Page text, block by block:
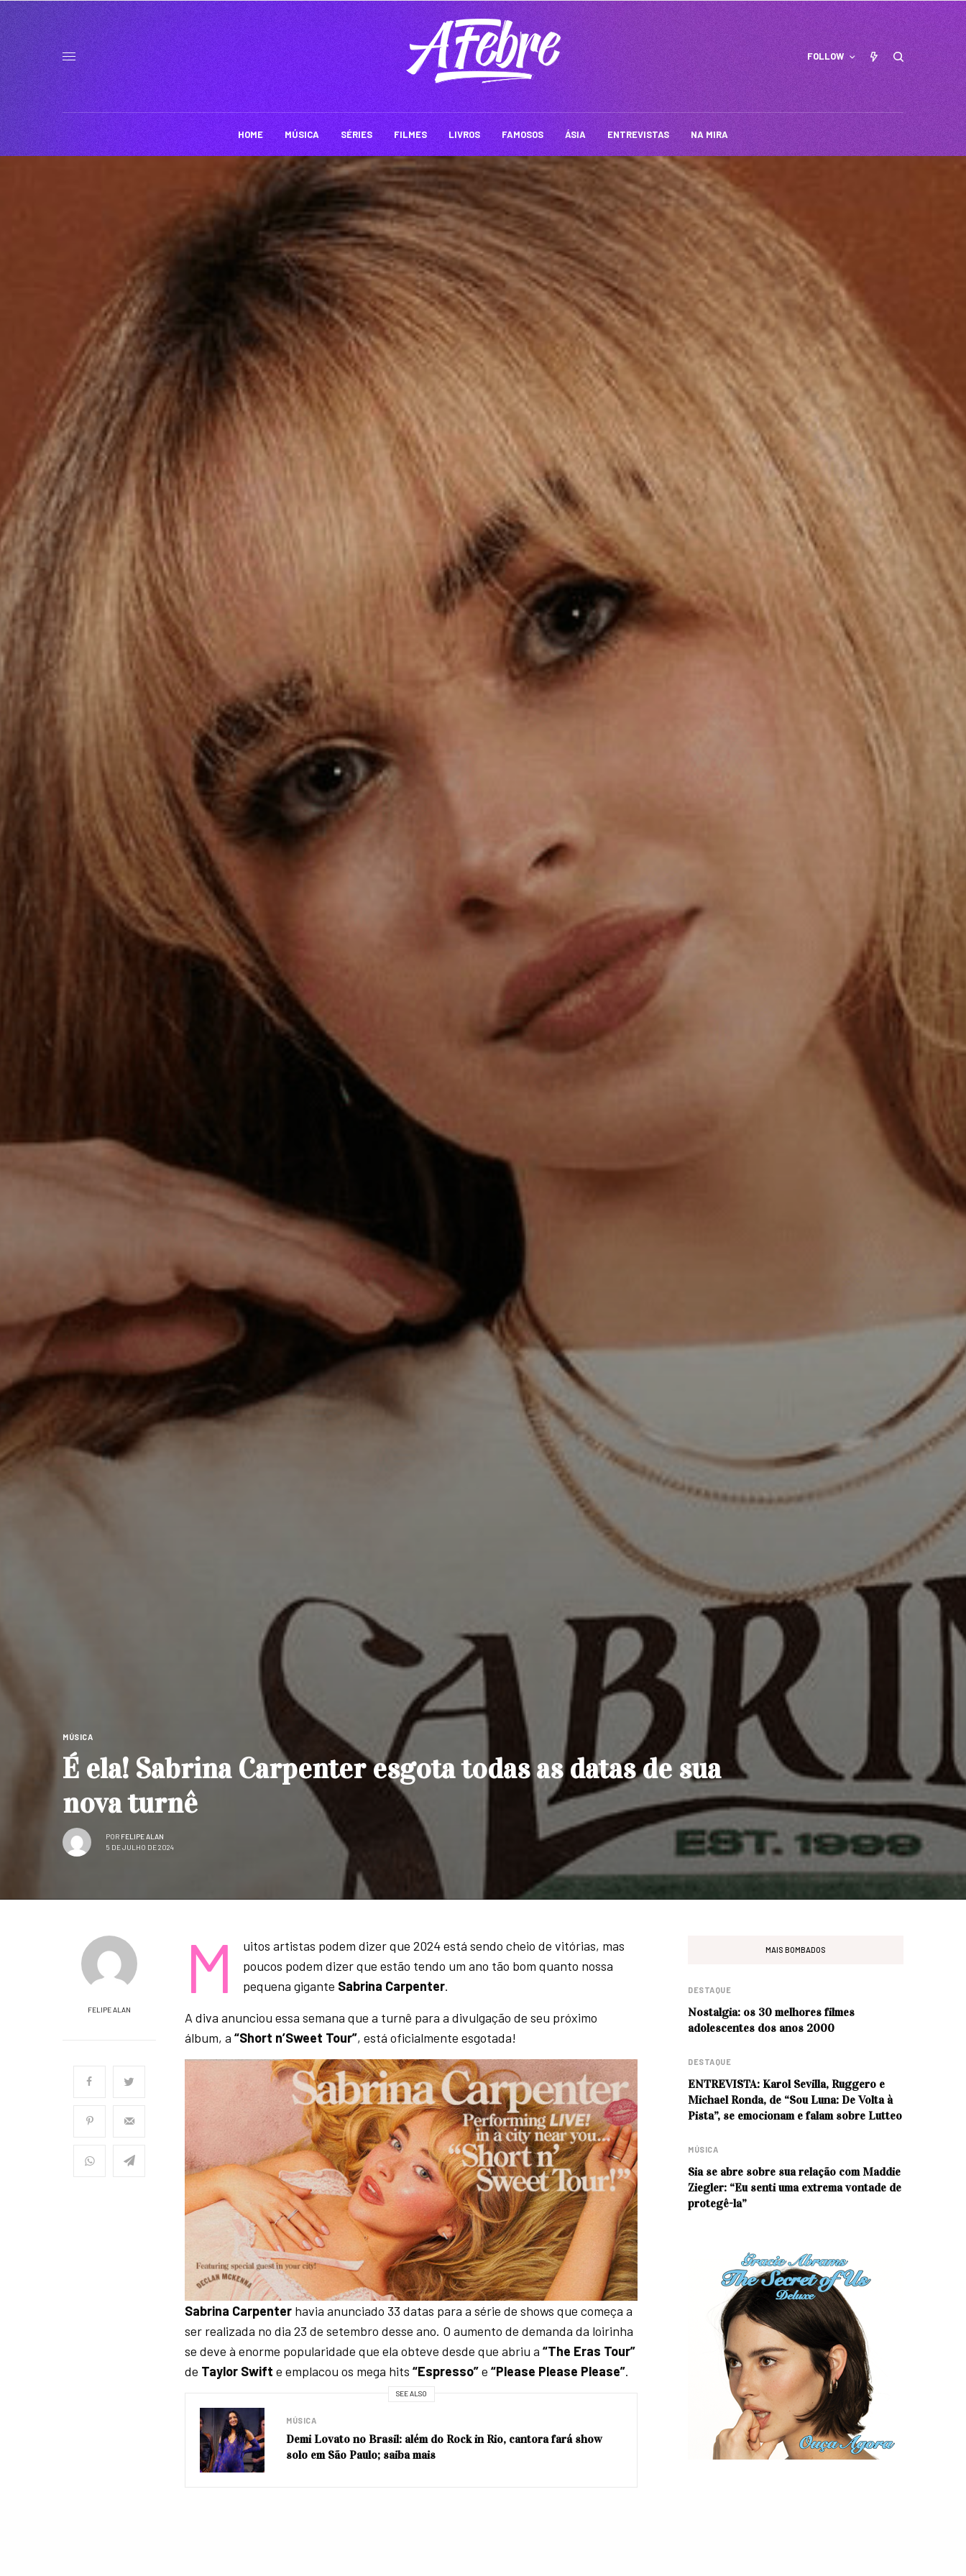
FOLLOW
HOME MÚSICA SÉRIES FILMES LIVROS FAMOSOS ÁSIA ENTREVISTAS NA MIRA
MÚSICA
É ela! Sabrina Carpenter esgota todas as datas de sua
nova turnê
POR FELIPE ALAN
5 DE JULHO DE 2024
FELIPE ALAN
M
uitos artistas podem dizer que 2024 está sendo cheio de vitórias, mas
poucos podem dizer que estão tendo um ano tão bom quanto nossa
pequena gigante Sabrina Carpenter.
A diva anunciou essa semana que a turnê para a divulgação de seu próximo
álbum, a“Short n’Sweet Tour”, está oficialmente esgotada!
Sabrina Carpenter havia anunciado 33 datas para a série de shows que começa a
ser realizada no dia 23 de setembro desse ano. O aumento de demanda da loirinha
se deve à enorme popularidade que ela obteve desde que abriu a“The Eras Tour”
de Taylor Swift e emplacou os mega hits“Espresso”e“Please Please Please”.
SEE ALSO
MÚSICA
Demi Lovato no Brasil: além do Rock in Rio, cantora fará show
solo em São Paulo; saiba mais
MAIS BOMBADOS
DESTAQUE
Nostalgia: os 30 melhores filmes
adolescentes dos anos 2000
DESTAQUE
ENTREVISTA: Karol Sevilla, Ruggero e
Michael Ronda, de “Sou Luna: De Volta à
Pista”, se emocionam e falam sobre Lutteo
MÚSICA
Sia se abre sobre sua relação com Maddie
Ziegler: “Eu senti uma extrema vontade de
protegê-la”